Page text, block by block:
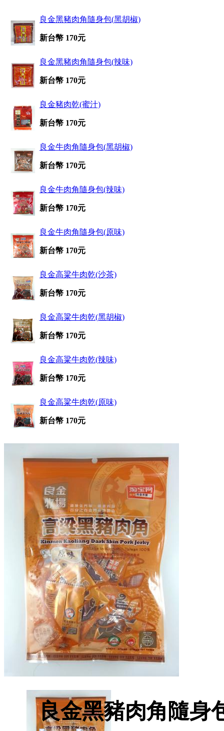
良金黑豬肉角隨身包(黑胡椒)
新台幣 170元
良金黑豬肉角隨身包(辣味)
新台幣 170元
良金豬肉乾(蜜汁)
新台幣 170元
良金牛肉角隨身包(黑胡椒)
新台幣 170元
良金牛肉角隨身包(辣味)
新台幣 170元
良金牛肉角隨身包(原味)
新台幣 170元
良金高粱牛肉乾(沙茶)
新台幣 170元
良金高粱牛肉乾(黑胡椒)
新台幣 170元
良金高粱牛肉乾(辣味)
新台幣 170元
良金高粱牛肉乾(原味)
新台幣 170元
良金黑豬肉角隨身